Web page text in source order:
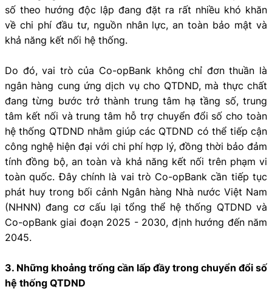
số theo hướng độc lập đang đặt ra rất nhiều khó khăn
về chi phí đầu tư, nguồn nhân lực, an toàn bảo mật và
khả năng kết nối hệ thống.
Do đó, vai trò của Co-opBank không chỉ đơn thuần là
ngân hàng cung ứng dịch vụ cho QTDND, mà thực chất
đang từng bước trở thành trung tâm hạ tầng số, trung
tâm kết nối và trung tâm hỗ trợ chuyển đổi số cho toàn
hệ thống QTDND nhằm giúp các QTDND có thể tiếp cận
công nghệ hiện đại với chi phí hợp lý, đồng thời bảo đảm
tính đồng bộ, an toàn và khả năng kết nối trên phạm vi
toàn quốc. Đây chính là vai trò Co-opBank cần tiếp tục
phát huy trong bối cảnh Ngân hàng Nhà nước Việt Nam
(NHNN) đang cơ cấu lại tổng thể hệ thống QTDND và
Co-opBank giai đoạn 2025 - 2030, định hướng đến năm
2045.
3. Những khoảng trống cần lấp đầy trong chuyển đổi số
hệ thống QTDND